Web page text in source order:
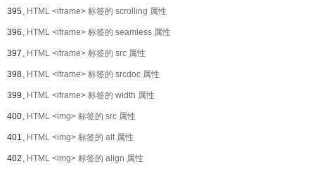
395、HTML <iframe> 标签的 scrolling 属性
396、HTML <iframe> 标签的 seamless 属性
397、HTML <iframe> 标签的 src 属性
398、HTML <iframe> 标签的 srcdoc 属性
399、HTML <iframe> 标签的 width 属性
400、HTML <img> 标签的 src 属性
401、HTML <img> 标签的 alt 属性
402、HTML <img> 标签的 align 属性